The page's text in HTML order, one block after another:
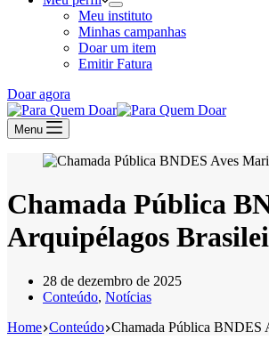
Meu instituto
Minhas campanhas
Doar um item
Emitir Fatura
Doar agora
Menu
Chamada Pública
Arquipélagos
28 de dezembro de 2025
Conteúdo, Notícias
Home Conteúdo Chamada Pública BNDES